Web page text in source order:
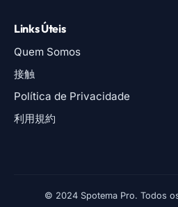
Links Úteis
Quem Somos
接触
Política de Privacidade
利用規約
© 2024 Spotema Pro. Todos